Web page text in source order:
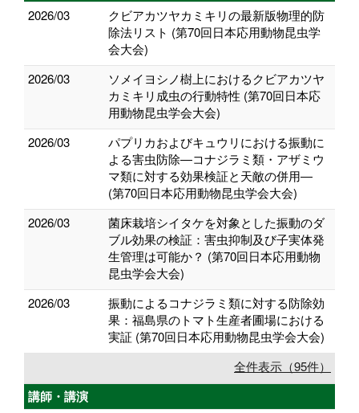
2026/03
クビアカツヤカミキリの最新版物理的防
除法リスト (第70回日本応用動物昆虫学
会大会)
2026/03
ソメイヨシノ樹上におけるクビアカツヤ
カミキリ成虫の行動特性 (第70回日本応
用動物昆虫学会大会)
2026/03
パプリカおよびキュウリにおける振動に
よる害虫防除―コナジラミ類・アザミウ
マ類に対する効果検証と天敵の併用―
(第70回日本応用動物昆虫学会大会)
2026/03
菌床栽培シイタケを対象とした振動のダ
ブル効果の検証：害虫抑制及び子実体発
生管理は可能か？ (第70回日本応用動物
昆虫学会大会)
2026/03
振動によるコナジラミ類に対する防除効
果：福島県のトマト生産者圃場における
実証 (第70回日本応用動物昆虫学会大会)
全件表示（95件）
講師・講演